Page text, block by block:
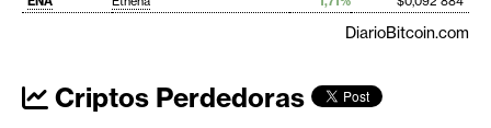
DiarioBitcoin.com
Criptos Perdedoras